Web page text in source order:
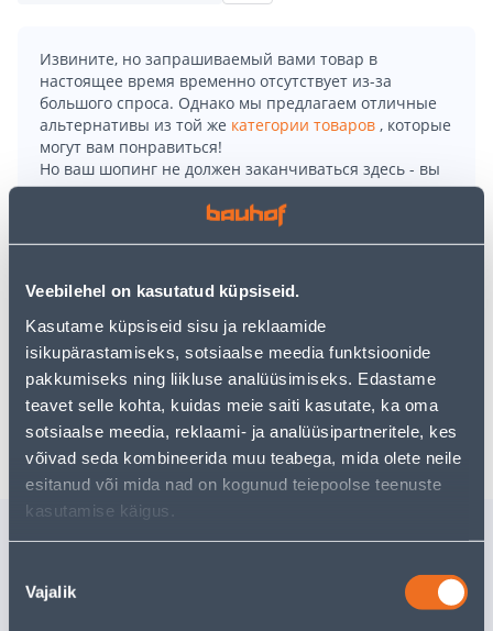
Veebilehel on kasutatud küpsiseid.
Kasutame küpsiseid sisu ja reklaamide
isikupärastamiseks, sotsiaalse meedia funktsioonide
pakkumiseks ning liikluse analüüsimiseks. Edastame
teavet selle kohta, kuidas meie saiti kasutate, ka oma
sotsiaalse meedia, reklaami- ja analüüsipartneritele, kes
võivad seda kombineerida muu teabega, mida olete neile
esitanud või mida nad on kogunud teiepoolse teenuste
kasutamise käigus.
valik
Vajalik
Извините, но запрашиваемый вами товар в
настоящее время временно отсутствует из-за
большого спроса. Однако мы предлагаем отличные
альтернативы из той же категории товаров , которые
могут вам понравиться!
Но ваш шопинг не должен заканчиваться здесь - вы
можете продолжить свои исследования, вернувшись
или используя нашу мощную
функцию поиска, чтобы найти еще более приятные
• Espressomasin.
• 14-päevane tagastusõigus.
ECO